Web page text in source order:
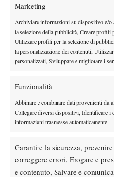
Marketing
Archiviare informazioni su dispositivo e/o
la selezione della pubblicità, Creare profili
Utilizzare profili per la selezione di
la personalizzazione dei contenuti,
personalizzati, Sviluppare e migliorare i
Funzionalità
Abbinare e combinare dati provenienti da
Collegare diversi dispositivi, Identificare i
informazioni trasmesse automaticamente.
Garantire la sicurezza,
correggere errori, Erogare e
e contenuto, Salvare e
Domani, lunedì 6 gennaio, sono
ore 10.00. Tutte le informazioni,
passate edizioni del torneo sono
www.lemonbowl.it
Fai clic su "Accetto"
Cookie